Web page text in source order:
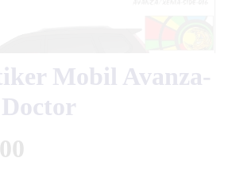
Mobil Avanza-